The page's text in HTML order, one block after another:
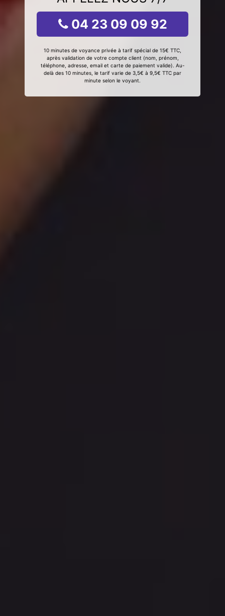
04 23 09 09 92
10 minutes de voyance privée à tarif spécial de 15€ TTC,
après validation de votre compte client (nom, prénom,
téléphone, adresse, email et carte de paiement valide). Au-
delà des 10 minutes, le tarif varie de 3,5€ à 9,5€ TTC par
minute selon le voyant.